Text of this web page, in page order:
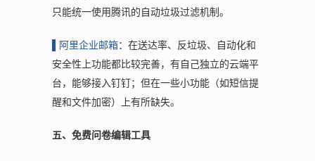
只能统一使用腾讯的自动垃圾过滤机制。
▌阿里企业邮箱：在送达率、反垃圾、自动化和
安全性上功能都比较完善，有自己独立的云端平
台，能够接入钉钉；但在一些小功能（如短信提
醒和文件加密）上有所缺失。
五、免费问卷编辑工具